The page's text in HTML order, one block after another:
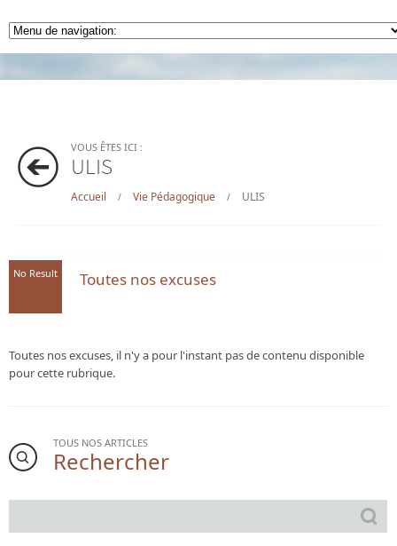
VOUS ÊTES ICI :
ULIS
Accueil / Vie Pédagogique / ULIS
No Result Toutes nos excuses
Toutes nos excuses, il n'y a pour l'instant pas de contenu disponible
pour cette rubrique.
TOUS NOS ARTICLES
Rechercher